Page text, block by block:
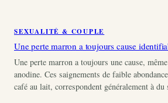
SEXUALITÉ & COUPLE
Une perte marron a toujours cause
Une perte marron a toujours une cause,
anodine. Ces saignements de faible
café au lait, correspondent généralement à